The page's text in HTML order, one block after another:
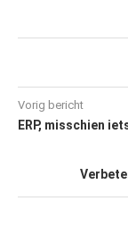
Vorig bericht
ERP, misschien